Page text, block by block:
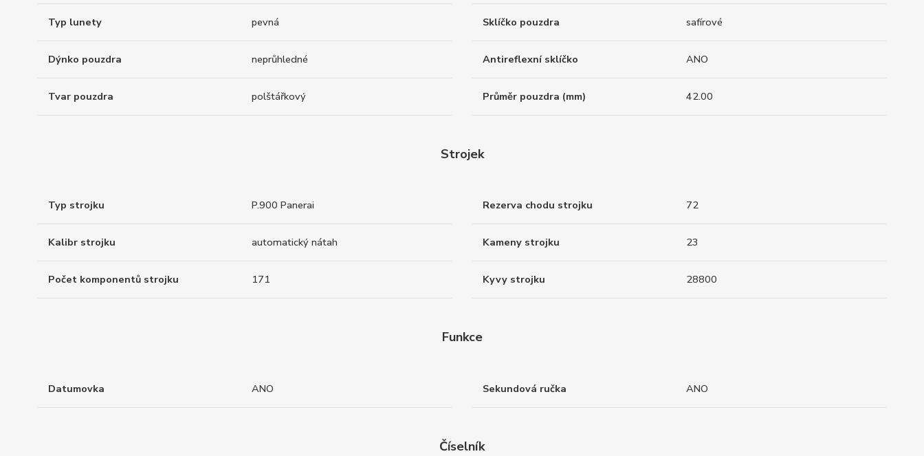
Typ lunety pevná Sklíčko pouzdra safírové
Dýnko pouzdra neprůhledné Antireflexní sklíčko ANO
Tvar pouzdra polštářkový Průměr pouzdra (mm) 42.00
Strojek
Typ strojku P.900 Panerai Rezerva chodu strojku 72
Kalibr strojku automatický nátah Kameny strojku 23
Počet komponentů strojku 171 Kyvy strojku 28800
Funkce
Datumovka ANO Sekundová ručka ANO
Číselník